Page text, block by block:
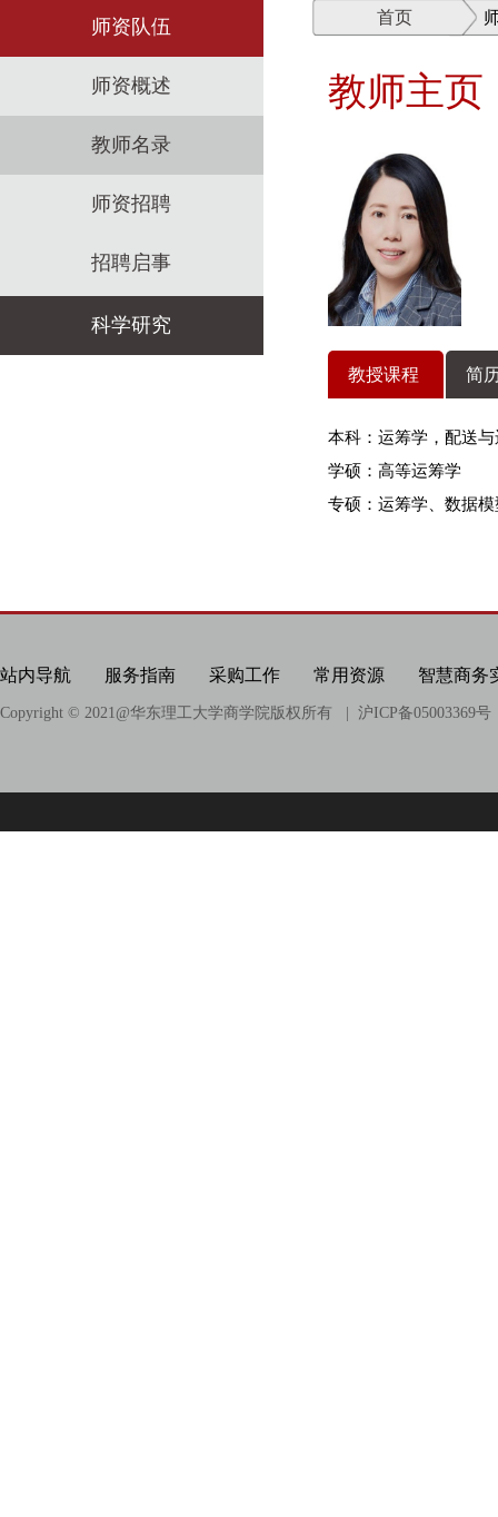
师资队伍
师资概述
教师名录
师资招聘
招聘启事
科学研究
相关链接
首页
教师主页
教授课程 简
本科：运筹学，配送
学硕：高等运筹学
专硕：运筹学、数据
站内导航 服务指南 采购工作 常用资源 智慧商务
Copyright © 2021@华东理工大学商学院版权所有 | 沪ICP备05003369号